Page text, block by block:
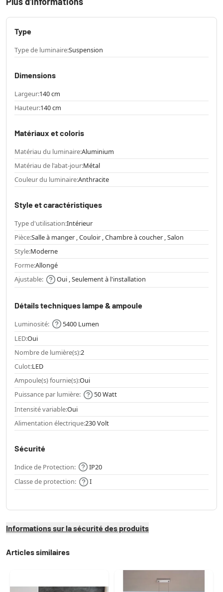
Type
Type de luminaire:Suspension
Dimensions
Largeur:140 cm
Hauteur:140 cm
Matériaux et coloris
Matériau du luminaire:Aluminium
Matériau de l'abat-jour:Métal
Couleur du luminaire:Anthracite
Style et caractéristiques
Type d'utilisation:Intérieur
Pièce:Salle à manger , Couloir , Chambre à coucher , Salon
Style:Moderne
Forme:Allongé
Ajustable:
Oui , Seulement à l'installation
Détails techniques lampe & ampoule
Luminosité:
5400 Lumen
LED:Oui
Nombre de lumière(s):2
Culot:LED
Ampoule(s) fournie(s):Oui
Puissance par lumière:
50 Watt
Intensité variable:Oui
Alimentation électrique:230 Volt
Sécurité
Indice de Protection:
IP20
Classe de protection:
I
Informations sur la sécurité des produits
Articles similaires